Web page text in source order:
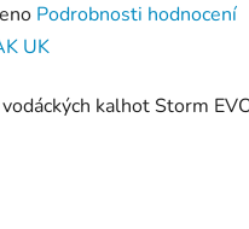
Podrobnosti hodnocení
UK
kalhot Storm